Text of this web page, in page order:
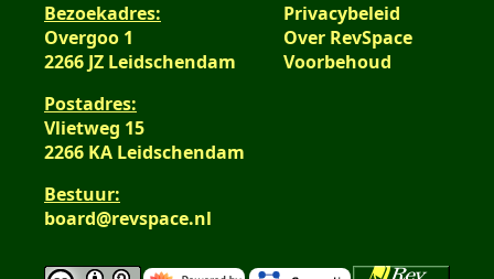
Bezoekadres:
Overgoo 1
2266 JZ Leidschendam
Postadres:
Vlietweg 15
2266 KA Leidschendam
Bestuur:
board@revspace.nl
Privacybeleid
Over RevSpace
Voorbehoud